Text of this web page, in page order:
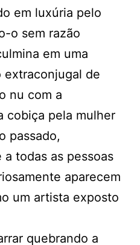
em luxúria pelo
o sem razão
em uma
extraconjugal de
nu com a
cobiça pela mulher
passado,
todas as pessoas
aparecem
um artista exposto
quebrando a